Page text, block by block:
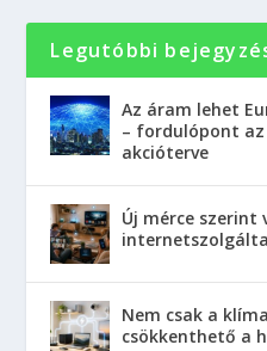
Legutóbbi
Az áram lehet
– fordulópont az
akcióterve
Új mérce szerint
Nem csak a
csökkenthető a